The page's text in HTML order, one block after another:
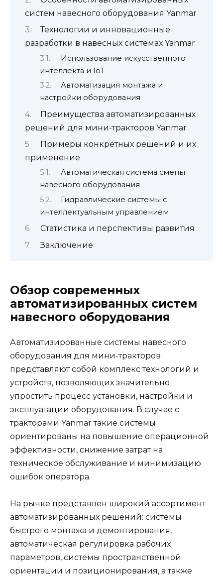
систем навесного оборудования Yanmar
Технологии и инновационные
разработки в навесных системах Yanmar
Использование искусственного
интеллекта и IoT
Автоматизация монтажа и
настройки оборудования
Преимущества автоматизированных
решений для мини-тракторов Yanmar
Примеры конкретных решений и их
применение
Автоматическая система смены
навесного оборудования
Гидравлические системы с
интеллектуальным управлением
Статистика и перспективы развития
Заключение
Обзор современных
автоматизированных систем
навесного оборудования
Автоматизированные системы навесного
оборудования для мини-тракторов
представляют собой комплекс технологий и
устройств, позволяющих значительно
упростить процесс установки, настройки и
эксплуатации оборудования. В случае с
тракторами Yanmar такие системы
ориентированы на повышение операционной
эффективности, снижение затрат на
техническое обслуживание и минимизацию
ошибок оператора.
На рынке представлен широкий ассортимент
автоматизированных решений: системы
быстрого монтажа и демонтирования,
автоматическая регулировка рабочих
параметров, системы пространственной
ориентации и позиционирования, а также